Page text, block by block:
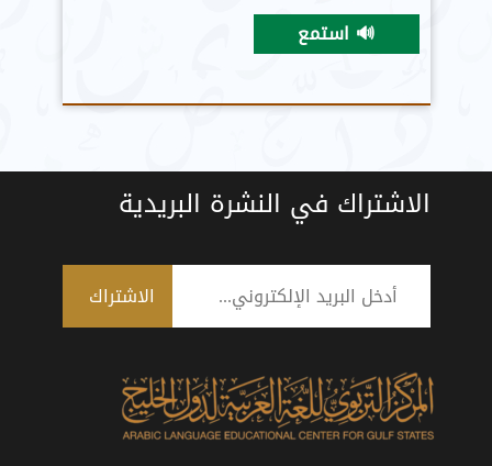
🔊 استمع
الاشتراك في النشرة البريدية